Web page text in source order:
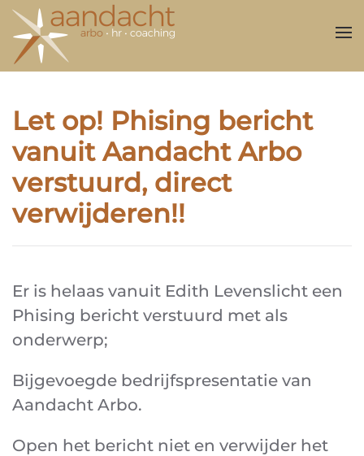
Overslaan en naar de inhoud gaan
Let op! Phising bericht
vanuit Aandacht Arbo
verstuurd, direct
verwijderen!!
Er is helaas vanuit Edith Levenslicht een
Phising bericht verstuurd met als
onderwerp;
Bijgevoegde bedrijfspresentatie van
Aandacht Arbo.
Open het bericht niet en verwijder het